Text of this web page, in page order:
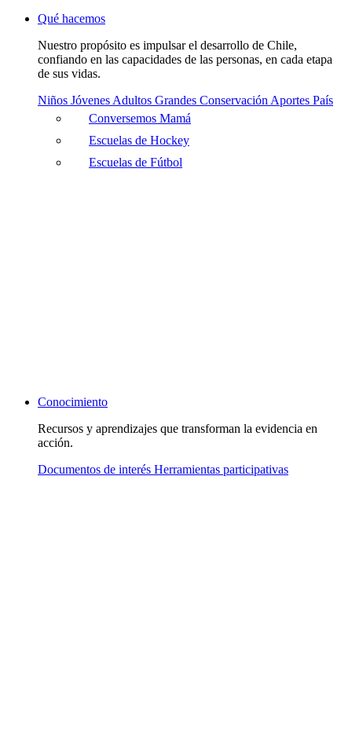
Qué hacemos
Nuestro propósito es impulsar el desarrollo de Chile,
confiando en las capacidades de las personas, en cada etapa
de sus vidas.
Niños Jóvenes Adultos Grandes Conservación Aportes País
Conversemos Mamá
Escuelas de Hockey
Escuelas de Fútbol
Conocimiento
Recursos y aprendizajes que transforman la evidencia en
acción.
Documentos de interés Herramientas participativas